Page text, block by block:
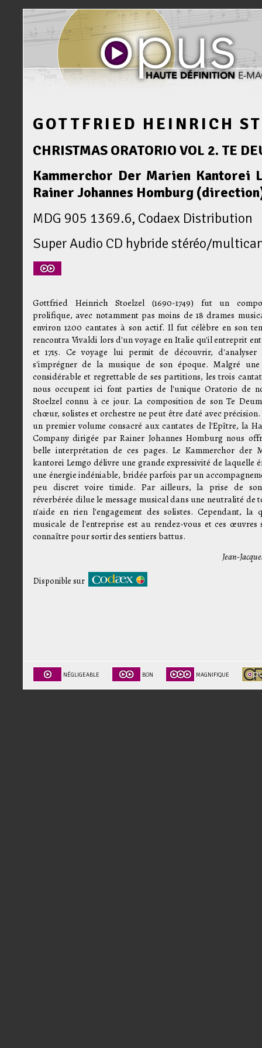
GOTTFRIED HEINRICH
CHRISTMAS ORATORIO VOL 2. TE
Kammerchor Der Marien Kantorei
Rainer Johannes Homburg
MDG 905 1369.6, Codaex Distribution
Super Audio CD hybride stéréo/
Gottfried Heinrich Stoelzel (1690-1749) fut un
prolifique, avec notamment pas moins de 18 drames
environ 1200 cantates à son actif. Il fut célèbre en son
rencontra Vivaldi lors d'un voyage en Italie qu'il entreprit
et 1715. Ce voyage lui permit de découvrir,
s'imprégner de la musique de son époque. Malgré
considérable et regrettable de ses partitions, les trois
nous occupent ici font parties de l'unique Oratorio de
Stoelzel connu à ce jour. La composition de son Te
chœur, solistes et orchestre ne peut être daté avec
un premier volume consacré aux cantates de l'Epître, la
Company dirigée par Rainer Johannes Homburg nous
belle interprétation de ces pages. Le Kammerchor der
kantorei Lemgo délivre une grande expressivité de laquelle
une énergie indéniable, bridée parfois par un
peu discret voire timide. Par ailleurs, la prise de
réverbérée dilue le message musical dans une neutralité de
n'aide en rien l'engagement des solistes. Cependant, la
musicale de l'entreprise est au rendez-vous et ces œuvres
connaître pour sortir des sentiers battus.
Jean-
Disponible sur
NÉGLIGEABLE BON MAGNIFIQUE